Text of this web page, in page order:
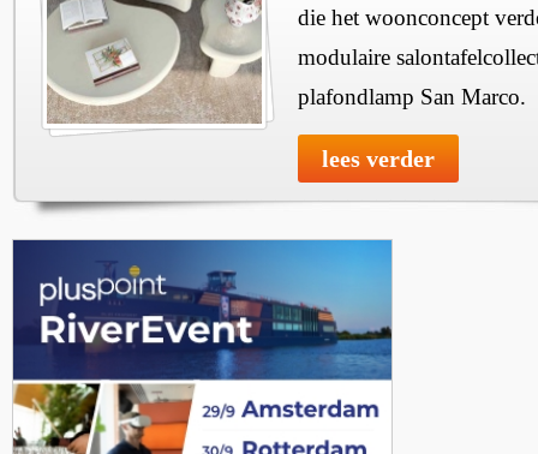
die het woonconcept
modulaire
plafondlamp San Marco.
lees verder